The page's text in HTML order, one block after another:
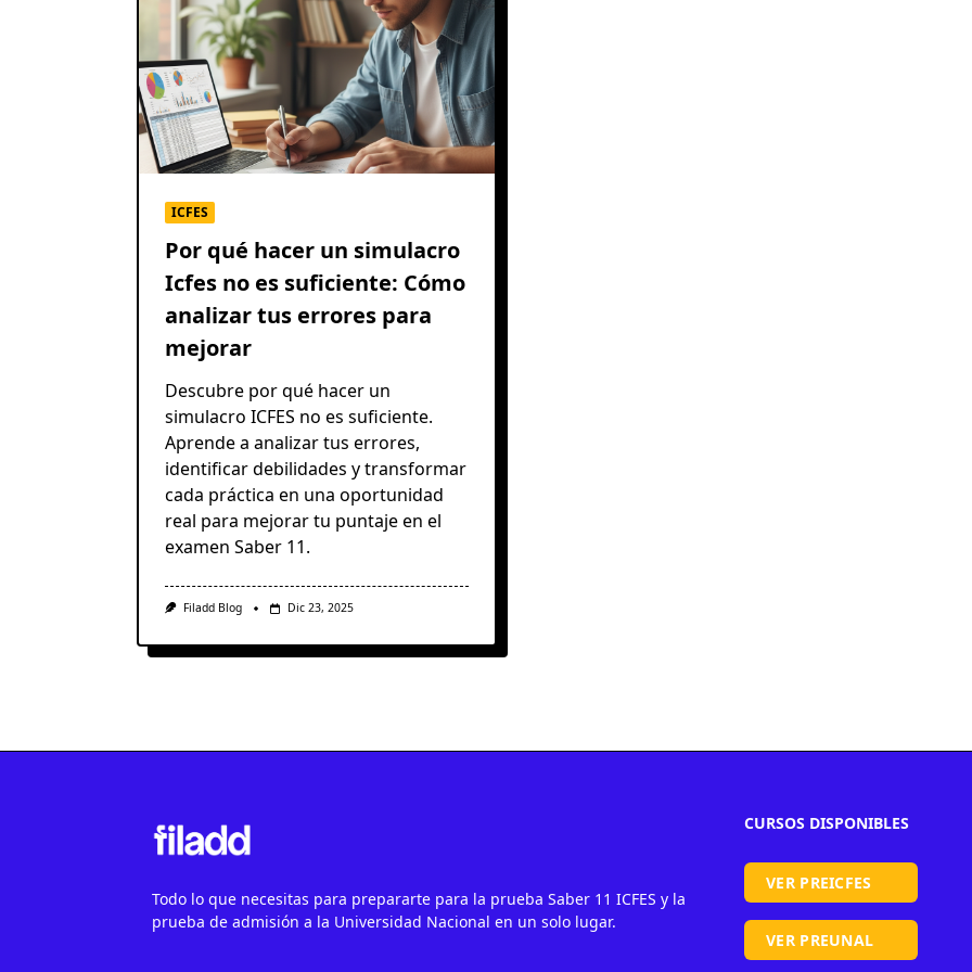
ICFES
Por qué hacer un simulacro
Icfes no es suficiente: Cómo
analizar tus errores para
mejorar
Descubre por qué hacer un
simulacro ICFES no es suficiente.
Aprende a analizar tus errores,
identificar debilidades y transformar
cada práctica en una oportunidad
real para mejorar tu puntaje en el
examen Saber 11.
Filadd Blog Dic 23, 2025
Todo lo que necesitas para prepararte para la prueba Saber 11 ICFES y la
prueba de admisión a la Universidad Nacional en un solo lugar.
CURSOS DISPONIBLES
VER PREICFES
VER PREUNAL